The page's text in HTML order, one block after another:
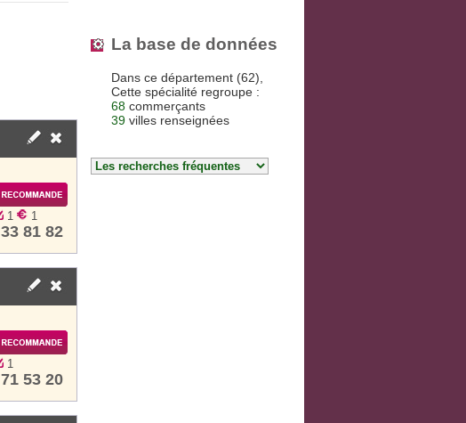
1
1
81 82
1
53 20
La base de données
Dans ce département (62),
Cette spécialité regroupe :
68 commerçants
39 villes renseignées